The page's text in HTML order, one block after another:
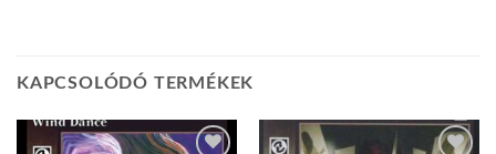
KAPCSOLÓDÓ TERMÉKEK